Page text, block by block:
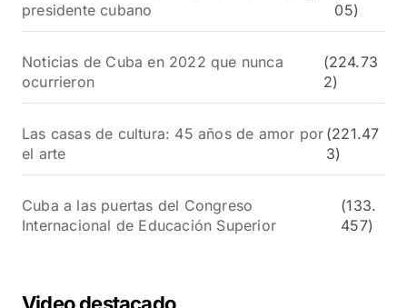
presidente cubano
05)
Noticias de Cuba en 2022 que nunca
ocurrieron
(224.73
2)
Las casas de cultura: 45 años de amor por
el arte
(221.47
3)
Cuba a las puertas del Congreso
Internacional de Educación Superior
(133.
457)